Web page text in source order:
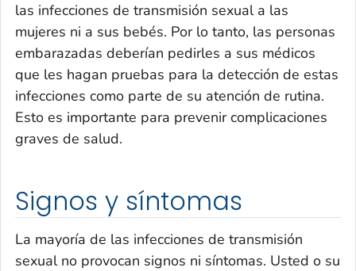
las infecciones de transmisión sexual a las
mujeres ni a sus bebés. Por lo tanto, las personas
embarazadas deberían pedirles a sus médicos
que les hagan pruebas para la detección de estas
infecciones como parte de su atención de rutina.
Esto es importante para prevenir complicaciones
graves de salud.
Signos y síntomas
La mayoría de las infecciones de transmisión
sexual no provocan signos ni síntomas. Usted o su